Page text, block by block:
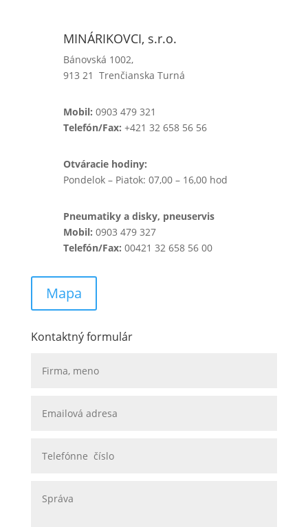
MINÁRIKOVCI, s.r.o.
Bánovská 1002,
913 21 Trenčianska Turná
Mobil: 0903 479 321
Telefón/Fax: +421 32 658 56 56
Otváracie hodiny:
Pondelok – Piatok: 07,00 – 16,00 hod
Pneumatiky a disky, pneuservis
Mobil: 0903 479 327
Telefón/Fax: 00421 32 658 56 00
Mapa
Kontaktný formulár